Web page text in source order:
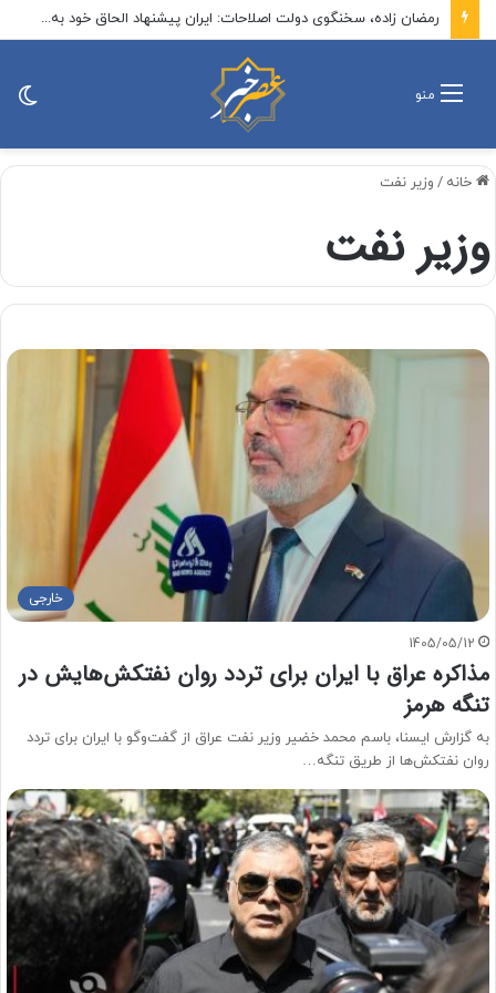
رمضان زاده، سخنگوی دولت اصلاحات: ایران پیشنهاد الحاق خود به توافق مکه را مطرح کند / الان زمان پیشنهاد یک پیمان منطقه‌ای بدون اسرائیل است
منو
خانه / وزیر نفت
وزیر نفت
خارجی
1405/05/12
مذاکره عراق با ایران برای تردد روان نفتکش‌هایش در
تنگه هرمز
به گزارش ایسنا، باسم محمد خضیر وزیر نفت عراق از گفت‌وگو با ایران برای تردد
روان نفتکش‌ها از طریق تنگه…